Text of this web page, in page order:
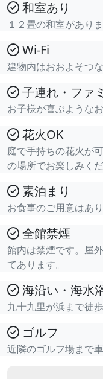
和室あり
１２畳の和室がありま
Wi-Fi
建物内はおおよそつな
子連れ・ファ
お子様が喜ぶような
花火OK
庭で手持ちの花火が
の場所でお楽しみくだ
素泊まり
お食事のご用意はあり
全館禁煙
館内は禁煙です。屋
てあります。
海沿い・海水
九十九里が浜まで徒歩
ゴルフ
近隣のゴルフ場まで